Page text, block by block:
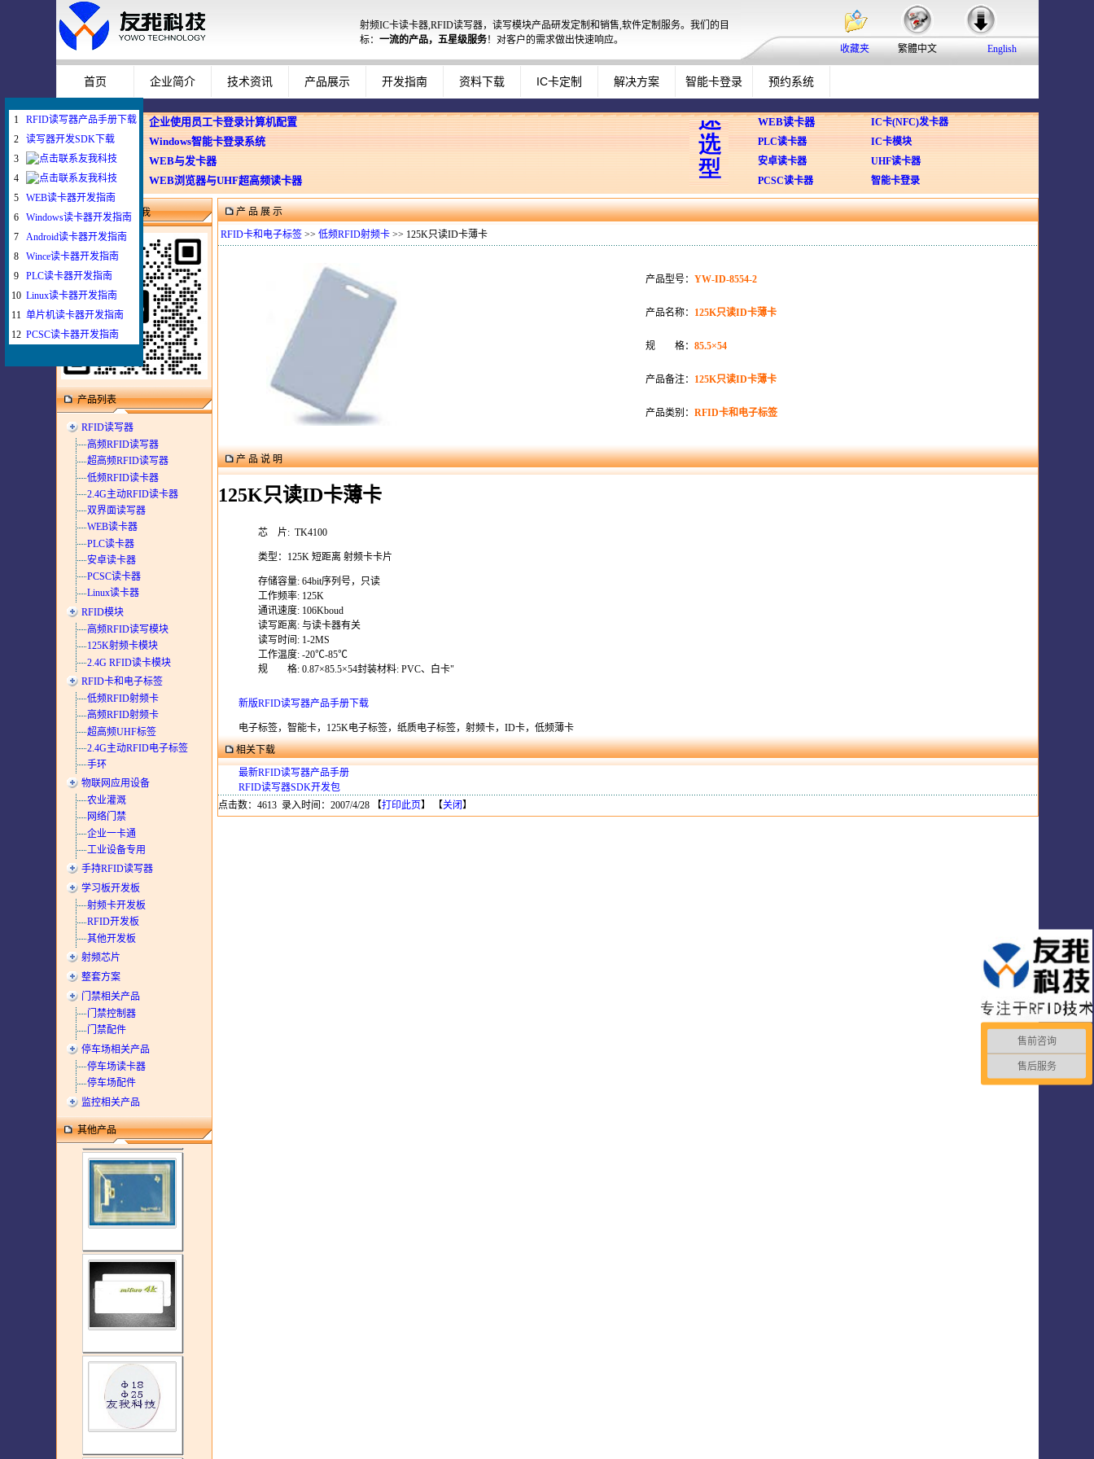
射频IC卡读卡器,RFID读写器，读写模块产品研发定制和销售,软件定制服务。我们的目
标： 一流的产品，五星级服务！对客户的需求做出快速响应。
收藏夹 繁體中文 English
首页 企业简介 技术资讯 产品展示 开发指南 资料下载 IC卡定制 解决方案 智能卡登录 预约系统
企业使用员工卡登录计算机配置
Windows智能卡登录系统
WEB与发卡器
WEB浏览器与UHF超高频读卡器
WEB读卡器
IC卡(NFC)发卡器
PLC读卡器
IC卡模块
安卓读卡器
UHF读卡器
PCSC读卡器
智能卡登录
微信扫一扫联系我
产品列表
RFID读写器
高频RFID读写器
超高频RFID读写器
低频RFID读卡器
2.4G主动RFID读卡器
双界面读写器
WEB读卡器
PLC读卡器
安卓读卡器
PCSC读卡器
Linux读卡器
RFID模块
高频RFID读写模块
125K射频卡模块
2.4G RFID读卡模块
RFID卡和电子标签
低频RFID射频卡
高频RFID射频卡
超高频UHF标签
2.4G主动RFID电子标签
手环
物联网应用设备
农业灌溉
网络门禁
企业一卡通
工业设备专用
手持RFID读写器
学习板开发板
射频卡开发板
RFID开发板
其他开发板
射频芯片
整套方案
门禁相关产品
门禁控制器
门禁配件
停车场相关产品
停车场读卡器
停车场配件
监控相关产品
其他产品
产 品 展 示
RFID卡和电子标签>> 低频RFID射频卡>> 125K只读ID卡薄卡
产品型号： YW-ID-8554-2
产品名称： 125K只读ID卡薄卡
规 格： 85.5×54
产品备注： 125K只读ID卡薄卡
产品类别： RFID卡和电子标签
产 品 说 明
125K只读ID卡薄卡
芯 片: TK4100
类型：125K 短距离 射频卡卡片
存储容量: 64bit序列号，只读
工作频率: 125K
通讯速度: 106Kboud
读写距离: 与读卡器有关
读写时间: 1-2MS
工作温度: -20℃-85℃
规 格: 0.87×85.5×54封装材料: PVC、白卡"
新版RFID读写器产品手册下载
电子标签，智能卡，125K电子标签，纸质电子标签，射频卡，ID卡，低频薄卡
相关下载
最新RFID读写器产品手册
RFID读写器SDK开发包
点击数：4613 录入时间：2007/4/28 【打印此页】 【关闭】
1
RFID读写器产品手册下载
2
读写器开发SDK下载
3
4
5
WEB读卡器开发指南
6
Windows读卡器开发指南
7
Android读卡器开发指南
8
Wince读卡器开发指南
9
PLC读卡器开发指南
10 Linux读卡器开发指南
11 单片机读卡器开发指南
12 PCSC读卡器开发指南
售前咨询
售后服务